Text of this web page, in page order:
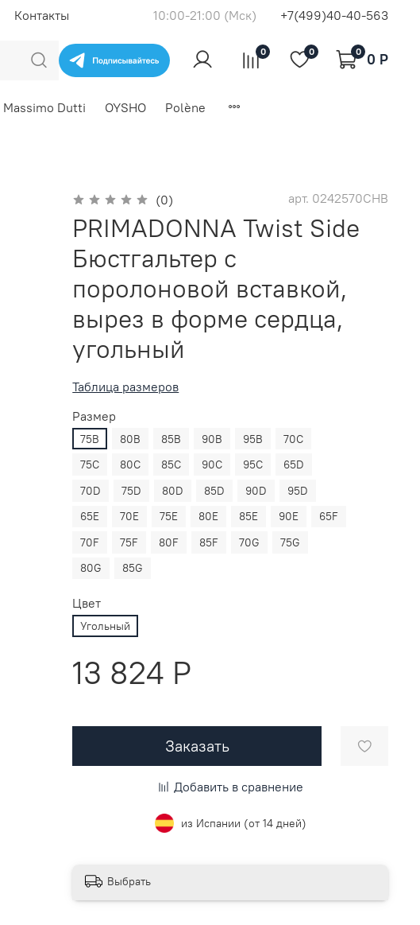
Контакты 10:00-21:00 (Мск) +7(499)40-40-563
0 0 0 0 P
Massimo Dutti OYSHO Polène
(0) арт. 0242570CHB
PRIMADONNA Twist Side
Бюстгальтер с
поролоновой вставкой,
вырез в форме сердца,
угольный
Таблица размеров
Размер
75B 80B 85B 90B 95B
70C
75C
80C 85C 90C 95C
65D
70D
75D 80D 85D 90D
95D
65E
70E 75E 80E 85E 90E
65F
70F
75F 80F 85F 70G
75G
80G
85G
Цвет
Угольный
13 824 P
Заказать
Добавить в сравнение
из Испании (от 14 дней)
Выбрать